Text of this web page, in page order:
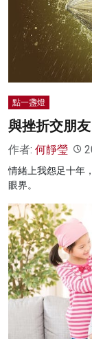
點一盞燈
與挫折交朋友
作者: 何靜瑩
情緒上我怨足十年
眼界。